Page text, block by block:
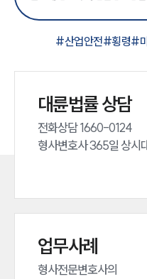
#산업안전#횡령#
대륜법률 상담
전화상담 1660-0124
형사변호사 365일 상시
업무사례
형사전문변호사의